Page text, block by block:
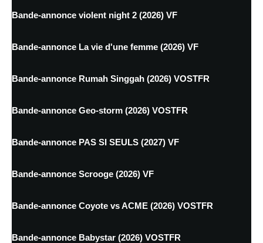
Bande-annonce violent night 2 (2026) VF
Bande-annonce La vie d'une femme (2026) VF
Bande-annonce Rumah Singgah (2026) VOSTFR
Bande-annonce Geo-storm (2026) VOSTFR
Bande-annonce PAS SI SEULS (2027) VF
Bande-annonce Scrooge (2026) VF
Bande-annonce Coyote vs ACME (2026) VOSTFR
Bande-annonce Babystar (2026) VOSTFR